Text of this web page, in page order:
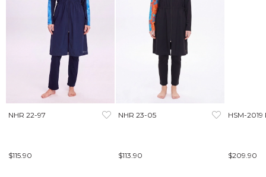
NHR 22-97
$115.90
NHR 23-05
$113.90
HSM-2019
$209.90